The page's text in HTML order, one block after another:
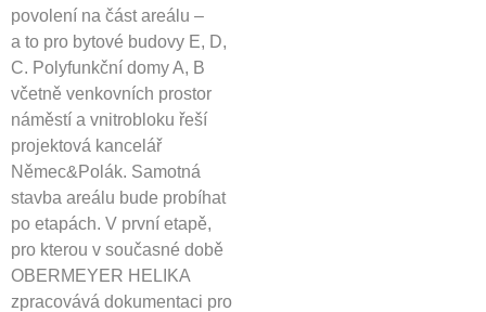
povolení na část areálu –
a to pro bytové budovy E, D,
C. Polyfunkční domy A, B
včetně venkovních prostor
náměstí a vnitrobloku řeší
projektová kancelář
Němec&Polák. Samotná
stavba areálu bude probíhat
po etapách. V první etapě,
pro kterou v současné době
OBERMEYER HELIKA
zpracovává dokumentaci pro